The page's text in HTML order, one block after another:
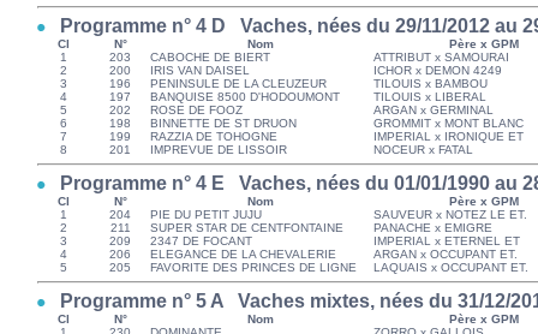
Programme n° 4 D Vaches, nées du 29/11/2012 au
Cl N° Nom
Père x GPM
1
203 CABOCHE DE BIERT
ATTRIBUT x SAMOURAI
2
200 IRIS VAN DAISEL
ICHOR x DEMON 4249
3
196 PENINSULE DE LA CLEUZEUR
TILOUIS x BAMBOU
4
197 BANQUISE 8500 D'HODOUMONT
TILOUIS x LIBERAL
5
202 ROSE DE FOOZ
ARGAN x GERMINAL
6
198 BINNETTE DE ST DRUON
GROMMIT x MONT BLANC
7
199 RAZZIA DE TOHOGNE
IMPERIAL x IRONIQUE ET
8
201 IMPREVUE DE LISSOIR NOCEUR x FATAL
Programme n° 4 E Vaches, nées du 01/01/1990 au
Cl N° Nom
Père x GPM
1
204 PIE DU PETIT JUJU
SAUVEUR x NOTEZ LE ET.
2
211 SUPER STAR DE CENTFONTAINE
PANACHE x EMIGRE
3
209 2347 DE FOCANT
IMPERIAL x ETERNEL ET
4
206 ELEGANCE DE LA CHEVALERIE
ARGAN x OCCUPANT ET.
5
205 FAVORITE DES PRINCES DE LIGNE LAQUAIS x OCCUPANT ET.
Programme n° 5 A Vaches mixtes, nées du 31/12/
Cl N° Nom
Père x GPM